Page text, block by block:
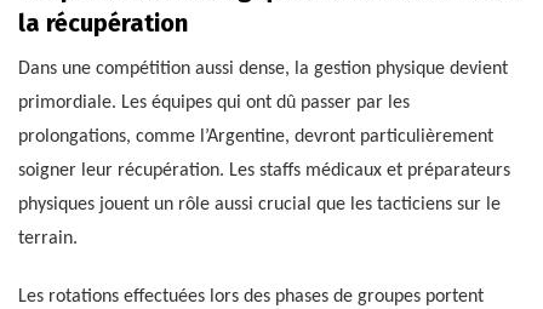
la récupération
Dans une compétition aussi dense, la gestion physique devient
primordiale. Les équipes qui ont dû passer par les
prolongations, comme l’Argentine, devront particulièrement
soigner leur récupération. Les staffs médicaux et préparateurs
physiques jouent un rôle aussi crucial que les tacticiens sur le
terrain.
Les rotations effectuées lors des phases de groupes portent